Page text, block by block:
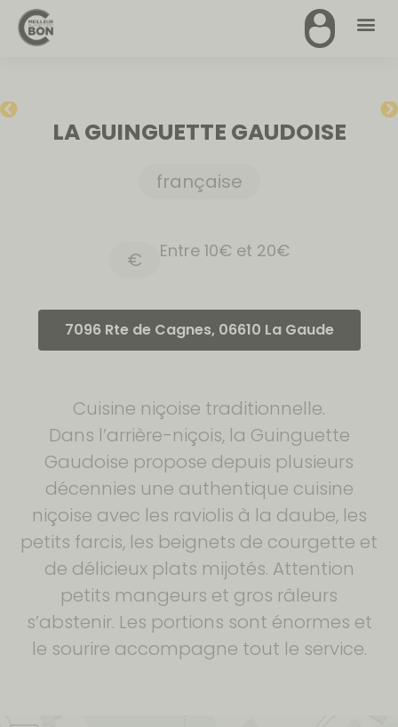
LA GUINGUETTE GAUDOISE
française
€ Entre 10€ et 20€
7096 Rte de Cagnes, 06610 La Gaude
Cuisine niçoise traditionnelle.
Dans l’arrière-niçois, la Guinguette
Gaudoise propose depuis plusieurs
décennies une authentique cuisine
niçoise avec les raviolis à la daube, les
petits farcis, les beignets de courgette et
de délicieux plats mijotés. Attention
petits mangeurs et gros râleurs
s’abstenir. Les portions sont énormes et
le sourire accompagne tout le service.